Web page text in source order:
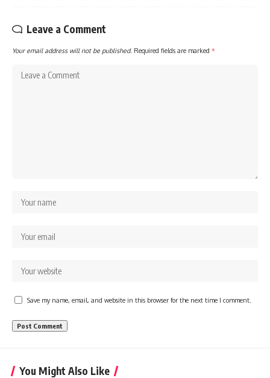
Leave a Comment
Your email address will not be published. Required fields are marked *
Save my name, email, and website in this browser for the next time I comment.
You Might Also Like